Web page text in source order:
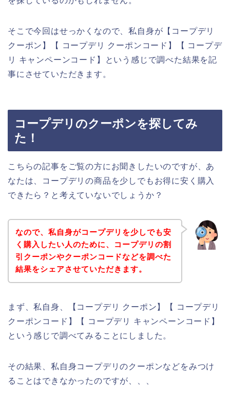
そこで今回はせっかくなので、私自身が【コープデリ
クーポン】【 コープデリ クーポンコード】【 コープデ
リ キャンペーンコード】という感じで調べた結果を記
事にさせていただきます。
コープデリのクーポンを探してみ
た！
こちらの記事をご覧の方にお聞きしたいのですが、あ
なたは、コープデリの商品を少しでもお得に安く購入
できたら？と考えていないでしょうか？
なので、私自身がコープデリを少しでも安
く購入したい人のために、コープデリの割
引クーポンやクーポンコードなどを調べた
結果をシェアさせていただきます。
まず、私自身、【コープデリ クーポン】【 コープデリ
クーポンコード】【 コープデリ キャンペーンコード】
という感じで調べてみることにしました。
その結果、私自身コープデリのクーポンなどをみつけ
ることはできなかったのですが、、、